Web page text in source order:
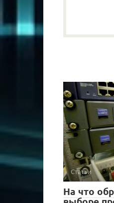
Статьи
На что